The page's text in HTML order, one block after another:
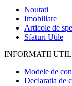
Noutati
Imobiliare
Articole de
Sfaturi Utile
INFORMATII
Modele de
Declaratia de